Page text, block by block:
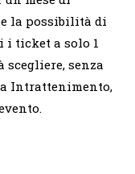
la possibilità di
i ticket a solo 1
scegliere, senza
Intrattenimento,